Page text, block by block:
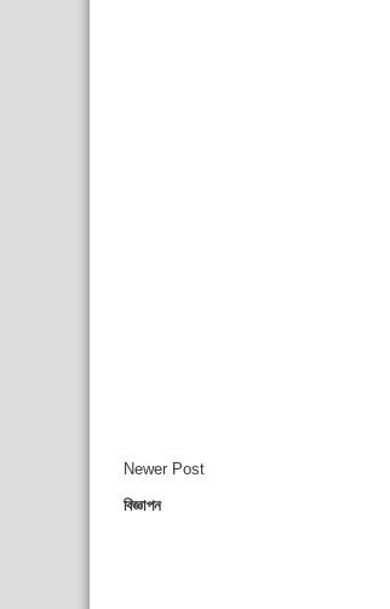
Newer Post
বিজ্ঞাপন